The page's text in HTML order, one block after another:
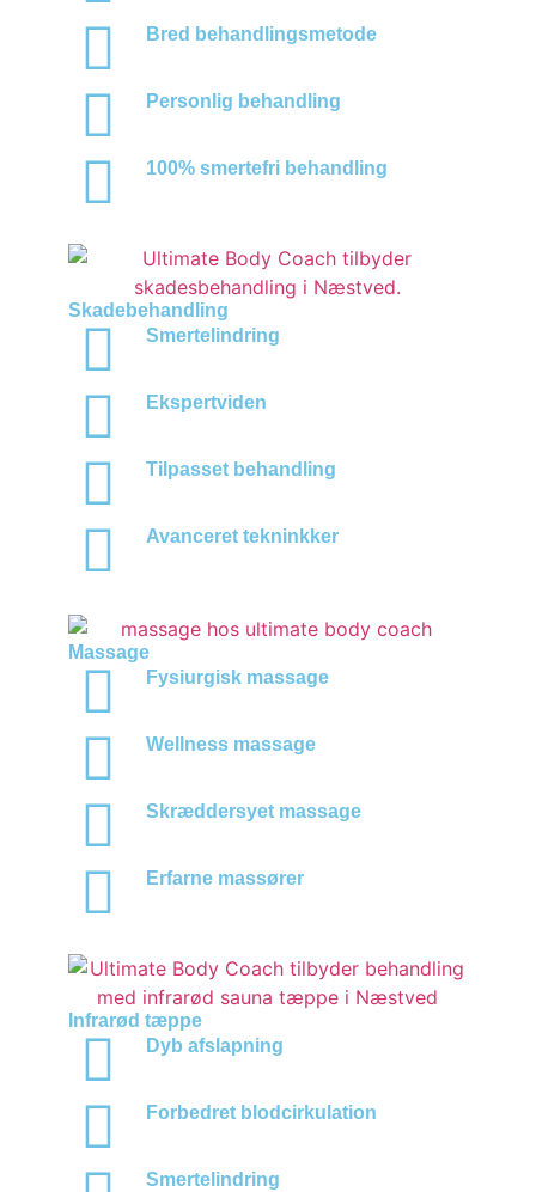
Bred behandlingsmetode
Personlig behandling
100% smertefri behandling
Skadebehandling
Smertelindring
Ekspertviden
Tilpasset behandling
Avanceret tekninkker
Massage
Fysiurgisk massage
Wellness massage
Skræddersyet massage
Erfarne massører
Infrarød tæppe
Dyb afslapning
Forbedret blodcirkulation
Smertelindring